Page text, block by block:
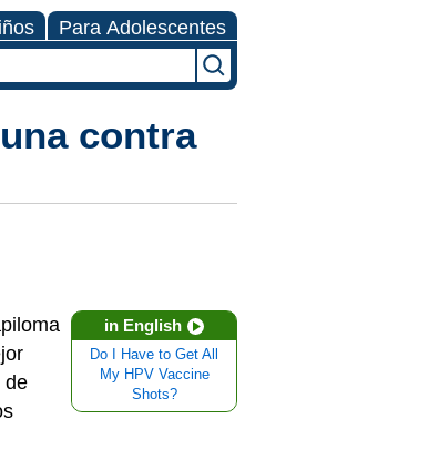
Para Adolescentes
contra
in English
Do I Have to Get All
My HPV Vaccine
Shots?
de